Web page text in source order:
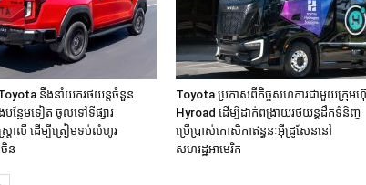
នឹងនាំយករថយន្តចំនួន
បន្ថែមទៀត ចូលទៅទីផ្សារ
ត្រាលី ដើម្បីត្រៀមទប់លំហូរ
ន
Toyota ប្រកាសពីកិច្ចសហការជាមួយក្រុម
Hyroad ដើម្បីដាក់ពង្រាយរថយន្តដឹកទំនិញ
ប្រើប្រាស់កោសិកាឥន្ធនៈអុីដ្រូសែននៅ
សហរដ្ឋអាមេរិក